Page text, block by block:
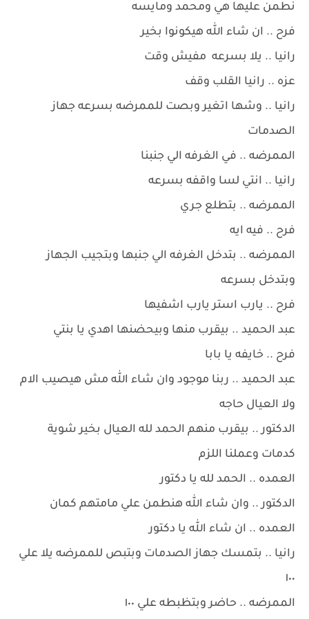
نطمن عليها هي ومحمد ومايسه
فرح .. ان شاء الله هيكونوا بخير
رانيا .. يلا بسرعه مفيش وقت
عزه .. رانيا القلب وقف
رانيا .. وشها اتغير وبصت للممرضه بسرعه جهاز
الصدمات
الممرضه .. في الغرفه الي جنبنا
رانيا .. انتي لسا واقفه بسرعه
الممرضه .. بتطلع جري
فرح .. فيه ايه
الممرضه .. بتدخل الغرفه الي جنبها وبتجيب الجهاز
وبتدخل بسرعه
فرح .. يارب استر يارب اشفيها
عبد الحميد .. بيقرب منها وبيحضنها اهدي يا بنتي
فرح .. خايفه يا بابا
عبد الحميد .. ربنا موجود وان شاء الله مش هيصيب الام
ولا العيال حاجه
الدكتور .. بيقرب منهم الحمد لله العيال بخير شوية
كدمات وعملنا اللزم
العمده .. الحمد لله يا دكتور
الدكتور .. وان شاء الله هنطمن علي مامتهم كمان
العمده .. ان شاء الله يا دكتور
رانيا .. بتمسك جهاز الصدمات وبتبص للممرضه يلا علي
١٠٠
الممرضه .. حاضر وبتظبطه علي ١٠٠